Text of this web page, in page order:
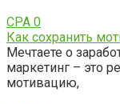
CPA 0
Как сохранить
Мечтаете о
маркетинг – это
мотивацию,